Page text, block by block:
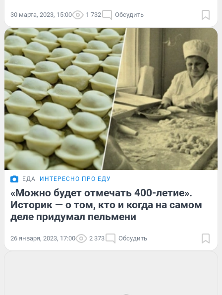
30 марта, 2023, 15:00 1 732 Обсудить
ЕДА ИНТЕРЕСНО ПРО ЕДУ
«Можно будет отмечать 400-летие».
Историк — о том, кто и когда на самом
деле придумал пельмени
26 января, 2023, 17:00 2 373 Обсудить